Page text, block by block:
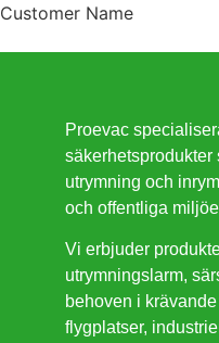
Customer Name
Proevac
säkerhetsprodukter
utrymning och
och offentliga
Vi erbjuder
utrymningslarm,
behoven i
flygplatser,